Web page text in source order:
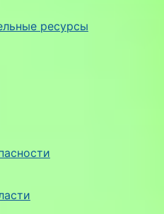
ресурсы